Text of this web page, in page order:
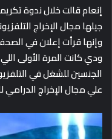
إنعام قالت خلال ندوة
جيلها مجال الإخراج
وإنها قرأت إعلان في
ودي كانت المرة الأولى
الجنسين للشغل في
علي مجال الإخراج